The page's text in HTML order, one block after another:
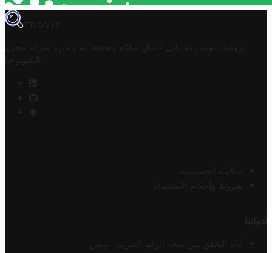
TROVIT
تروفيت تونس هو دليل أعمال تملكه وتحتفظ به وتديره
شركة مخزن
التكنولوجيا
سياسة الخصوصية
شروط وأحكام الاستخدام
أدواتنا
أداة التحقق من صحة الرقم الضريبي تونس